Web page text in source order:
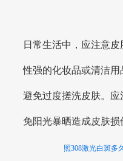
日常生活中，应注意
性强的化妆品或清洁用
避免过度搓洗皮肤。
免阳光暴晒造成皮肤损
照308激光白斑